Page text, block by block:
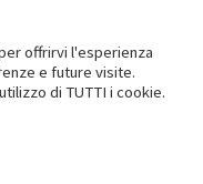
le
2019 Il primo
offrirvi l'esperienza
e future visite.
di TUTTI i cookie.